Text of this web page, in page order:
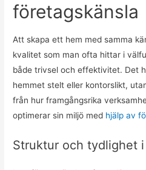
företagskänsla
Att skapa ett hem med samma
kvalitet som man ofta hittar i
både trivsel och effektivitet. Det
hemmet stelt eller kontorslikt,
från hur framgångsrika
optimerar sin miljö med hjälp av
Struktur och tydlighet